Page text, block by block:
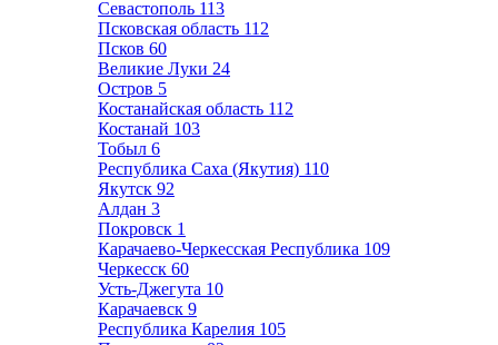
Севастополь 113
Псковская область 112
Псков 60
Великие Луки 24
Остров 5
Костанайская область 112
Костанай 103
Тобыл 6
Республика Саха (Якутия) 110
Якутск 92
Алдан 3
Покровск 1
Карачаево-Черкесская Республика 109
Черкесск 60
Усть-Джегута 10
Карачаевск 9
Республика Карелия 105